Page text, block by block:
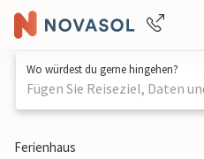
Wo würdest du gerne hingehen?
Fügen Sie Reiseziel, Daten
1 / 12
Ferienhaus